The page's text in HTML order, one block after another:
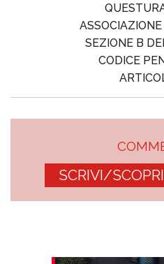
SEZIONE B
CODICE
SCRIVI/